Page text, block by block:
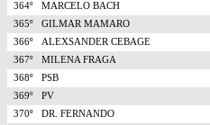
364º
MARCELO BACH
365º
GILMAR MAMARO
366º
ALEXSANDER CEBAGE
367º
MILENA FRAGA
368º
PSB
369º
PV
370º
DR. FERNANDO